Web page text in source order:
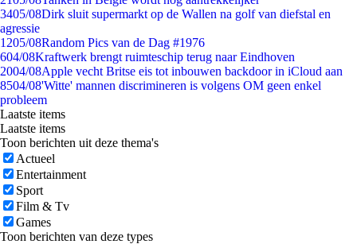
3405/08Dirk sluit supermarkt op de Wallen na golf van diefstal en
agressie
1205/08Random Pics van de Dag #1976
604/08Kraftwerk brengt ruimteschip terug naar Eindhoven
2004/08Apple vecht Britse eis tot inbouwen backdoor in iCloud aan
8504/08'Witte' mannen discrimineren is volgens OM geen enkel
probleem
Laatste items
Laatste items
Toon berichten uit deze thema's
Actueel
Entertainment
Sport
Film & Tv
Games
Toon berichten van deze types